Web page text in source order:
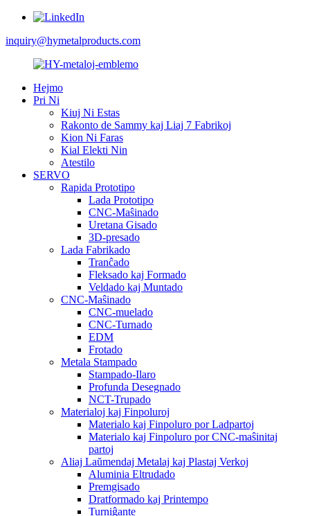
inquiry@hymetalproducts.com
Hejmo
Pri Ni
Kiuj Ni Estas
Rakonto de Sammy kaj Liaj 7 Fabrikoj
Kion Ni Faras
Kial Elekti Nin
Atestilo
SERVO
Rapida Prototipo
Lada Prototipo
CNC-Maŝinado
Uretana Gisado
3D-presado
Lada Fabrikado
Tranĉado
Fleksado kaj Formado
Veldado kaj Muntado
CNC-Maŝinado
CNC-muelado
CNC-Turnado
EDM
Frotado
Metala Stampado
Stampado-Ilaro
Profunda Desegnado
NCT-Trupado
Materialoj kaj Finpoluroj
Materialo kaj Finpoluro por Ladpartoj
Materialo kaj Finpoluro por CNC-maŝinitaj
partoj
Aliaj Laŭmendaj Metalaj kaj Plastaj Verkoj
Aluminia Eltrudado
Premgisado
Dratformado kaj Printempo
Turniĝante